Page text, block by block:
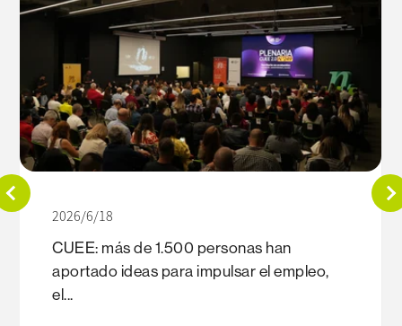
2026/6/18
CUEE: más de 1.500 personas han
aportado ideas para impulsar el empleo,
el...